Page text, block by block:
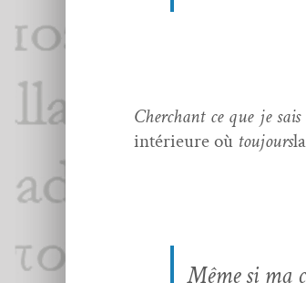
Cher­chant ce que je
intérieure où tou­jours
Même si ma